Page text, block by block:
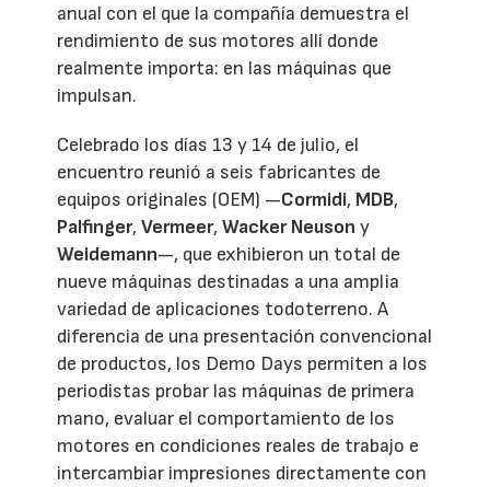
anual con el que la compañía demuestra el
rendimiento de sus motores allí donde
realmente importa: en las máquinas que
impulsan.
Celebrado los días 13 y 14 de julio, el
encuentro reunió a seis fabricantes de
equipos originales (OEM) —Cormidi, MDB,
Palfinger,Vermeer,Wacker Neuson y
Weidemann—, que exhibieron un total de
nueve máquinas destinadas a una amplia
variedad de aplicaciones todoterreno. A
diferencia de una presentación convencional
de productos, los Demo Days permiten a los
periodistas probar las máquinas de primera
mano, evaluar el comportamiento de los
motores en condiciones reales de trabajo e
intercambiar impresiones directamente con